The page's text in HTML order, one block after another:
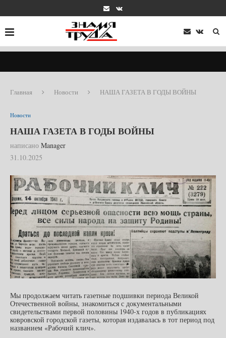
Главная Новости НАША ГАЗЕТА В ГОДЫ ВОЙНЫ
Новости
НАША ГАЗЕТА В ГОДЫ ВОЙНЫ
написано Manager
31.10.2025
Мы продолжаем читать газетные подшивки периода Великой
Отечественной войны, знакомиться с документальными
свидетельствами первой половины 1940-х годов в публикациях
ковровской городской газеты, которая издавалась в тот период под
названием «Рабочий клич».